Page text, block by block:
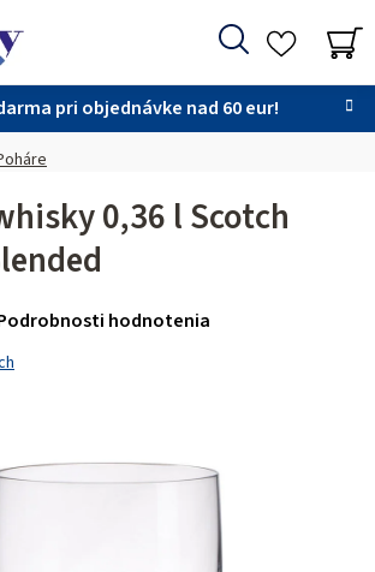
pri objednávke nad 60 eur!
Hľadať
0,36 l Scotch
hodnotenia